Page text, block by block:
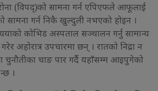
(विपद्)को सामना गर्न एपिएफले आफूलाई
सामना गर्न निकै खुल्दुली नभएको होइन ।
कोभिड अस्पताल सञ्चालन गर्नु सामान्य
अहोरात्र उपचारमा छन् । रातको निद्रा न
चाङ पार गर्दै यहाँसम्म आइपुगेको
।